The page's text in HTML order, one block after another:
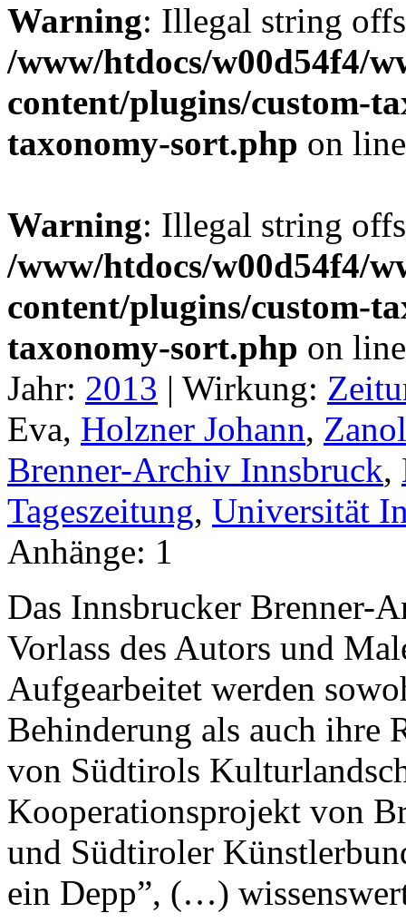
Warning: Illegal string
/www/htdocs/w00d54f4/
content/plugins/custom-
taxonomy-sort.php on
Warning: Illegal string
/www/htdocs/w00d54f4/
content/plugins/custom-
taxonomy-sort.php on
Jahr: 2013 | Wirkung:
Eva, Holzner Johann,
Brenner-Archiv Innsbruck,
Tageszeitung, Universität
Anhänge: 1
Das Innsbrucker Brenner-
Vorlass des Autors und
Aufgearbeitet werden
Behinderung als auch ihre
von Südtirols
Kooperationsprojekt von
und Südtiroler
ein Depp”, (…)